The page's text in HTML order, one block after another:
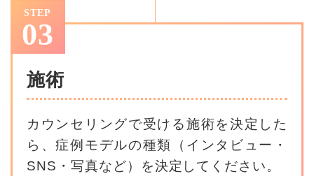
STEP
03
施術
カウンセリングで受ける施術を決定した
ら、症例モデルの種類（インタビュー・
SNS・写真など）を決定してください。